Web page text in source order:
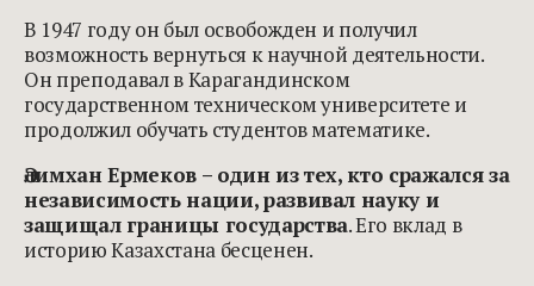
В 1947 году он был освобожден и получил
возможность вернуться к научной деятельности.
Он преподавал в Карагандинском
государственном техническом университете и
продолжил обучать студентов математике.
Әлимхан Ермеков – один из тех, кто сражался за
независимость нации, развивал науку и
защищал границы государства. Его вклад в
историю Казахстана бесценен.